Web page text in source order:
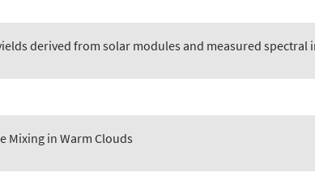
derived from solar modules and measured spectral
Mixing in Warm Clouds